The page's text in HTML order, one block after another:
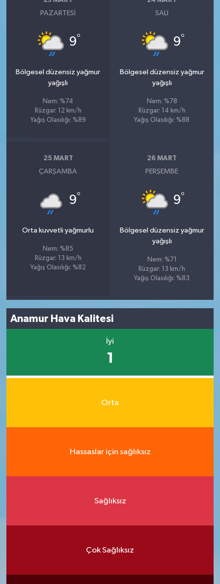
PAZARTESI
9°
Bölgesel düzensiz yağmur
yağışlı
Nem: %74
Rüzgar: 12 km/h
Yağış Olasılığı: %89
SALI
9°
Bölgesel düzensiz yağmur
yağışlı
Nem: %78
Rüzgar: 14 km/h
Yağış Olasılığı: %88
25 MART
ÇARŞAMBA
9°
Orta kuvvetli yağmurlu
Nem: %85
Rüzgar: 13 km/h
Yağış Olasılığı: %82
26 MART
PERŞEMBE
9°
Bölgesel düzensiz yağmur
yağışlı
Nem: %71
Rüzgar: 13 km/h
Yağış Olasılığı: %83
Anamur Hava Kalitesi
İyi
1
Orta
Hassaslar için sağlıksız
Sağlıksız
Çok Sağlıksız